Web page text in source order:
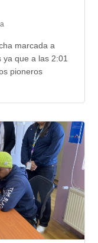
marcada a
ya que a las 2:01
pioneros